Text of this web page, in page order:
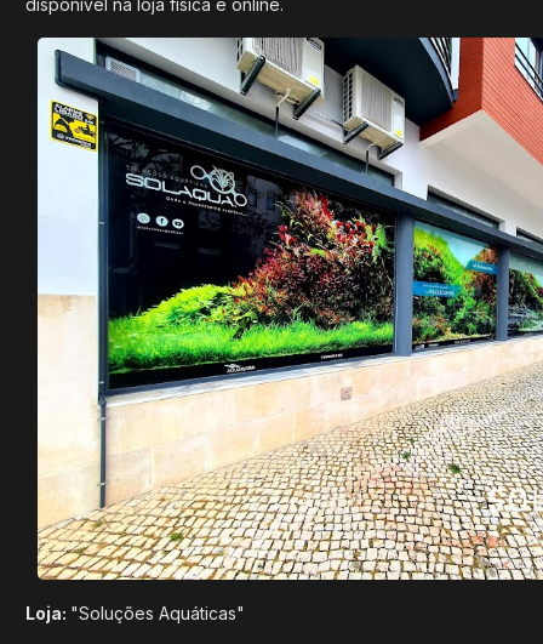
disponível na loja física e online.
Loja: "Soluções Aquáticas"